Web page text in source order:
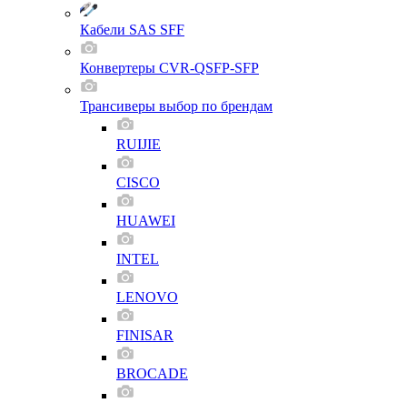
Кабели SAS SFF
Конвертеры CVR-QSFP-SFP
Трансиверы выбор по брендам
RUIJIE
CISCO
HUAWEI
INTEL
LENOVO
FINISAR
BROCADE